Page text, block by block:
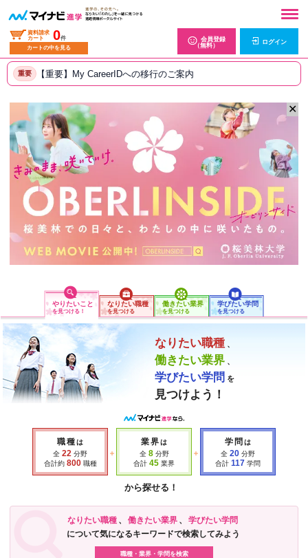
資料請求
カート
0件
カートの中を見る
会員登録
（無料）
ログイン
重要 【重要】My CareerIDへの移行のご案内
✕
やりたいこと
を見つける！
なりたい職種
を見つける
働きたい業界
を見つける
学びたい学問
を見つける
なりたい職種 、
働きたい業界 、
学びたい学問 を
見つけよう！
職種は
全 22 分野
合計約 800 職種
業界は
全 8 分野
合計 45 業界
学問は
全 20 分野
合計 117 学問
から探せる！
なりたい職種 、 働きたい業界 、
学びたい学問
について気になるキーワードで検索してみよう
職種・業界・学問を検索